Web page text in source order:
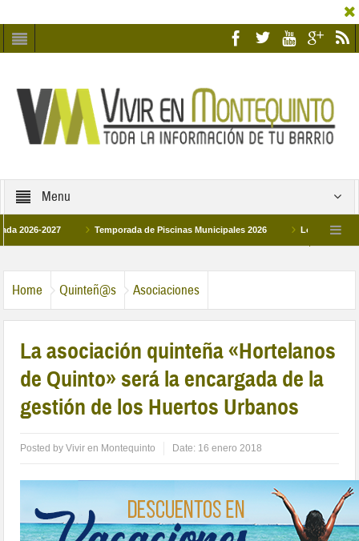
Menu
Temporada de Piscinas Municipales 2026 Los Campus de
Home Quinteñ@s Asociaciones
La asociación quinteña «Hortelanos
de Quinto» será la encargada de la
gestión de los Huertos Urbanos
Posted byVivir en Montequinto Date: 16 enero 2018